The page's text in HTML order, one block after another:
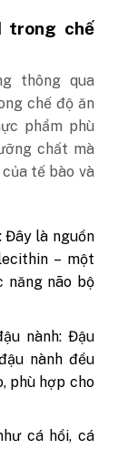
trong chế
thông qua
chế độ ăn
phẩm phù
chất mà
tế bào và
Đây là nguồn
– một
năng não bộ
nành: Đậu
nành đều
phù hợp cho
cá hồi, cá